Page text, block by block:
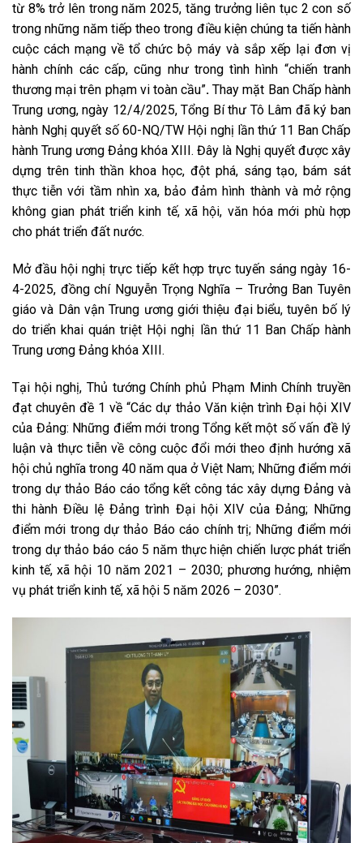
từ 8% trở lên trong năm 2025, tăng trưởng liên tục 2 con số
trong những năm tiếp theo trong điều kiện chúng ta tiến hành
cuộc cách mạng về tổ chức bộ máy và sắp xếp lại đơn vị
hành chính các cấp, cũng như trong tình hình “chiến tranh
thương mại trên phạm vi toàn cầu”.Thay mặt Ban Chấp hành
Trung ương, ngày 12/4/2025, Tổng Bí thư Tô Lâm đã ký ban
hành Nghị quyết số 60-NQ/TW Hội nghị lần thứ 11 Ban Chấp
hành Trung ương Đảng khóa XIII. Đây là Nghị quyết được xây
dựng trên tinh thần khoa học, đột phá, sáng tạo, bám sát
thực tiễn với tầm nhìn xa, bảo đảm hình thành và mở rộng
không gian phát triển kinh tế, xã hội, văn hóa mới phù hợp
cho phát triển đất nước.
Mở đầu hội nghị trực tiếp kết hợp trực tuyến sáng ngày 16-
4-2025, đồng chí Nguyễn Trọng Nghĩa – Trưởng Ban Tuyên
giáo và Dân vận Trung ương giới thiệu đại biểu, tuyên bố lý
do triển khai quán triệt Hội nghị lần thứ 11 Ban Chấp hành
Trung ương Đảng khóa XIII.
Tại hội nghị, Thủ tướng Chính phủ Phạm Minh Chính truyền
đạt chuyên đề 1 về “Các dự thảo Văn kiện trình Đại hội XIV
của Đảng: Những điểm mới trong Tổng kết một số vấn đề lý
luận và thực tiễn về công cuộc đổi mới theo định hướng xã
hội chủ nghĩa trong 40 năm qua ở Việt Nam; Những điểm mới
trong dự thảo Báo cáo tổng kết công tác xây dựng Đảng và
thi hành Điều lệ Đảng trình Đại hội XIV của Đảng; Những
điểm mới trong dự thảo Báo cáo chính trị; Những điểm mới
trong dự thảo báo cáo 5 năm thực hiện chiến lược phát triển
kinh tế, xã hội 10 năm 2021 – 2030; phương hướng, nhiệm
vụ phát triển kinh tế, xã hội 5 năm 2026 – 2030”.